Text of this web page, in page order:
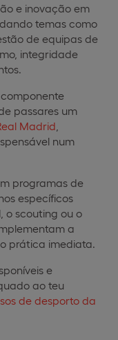
e inovação em
temas como
de equipas de
integridade
passares um
Madrid
num
programas de
específicos
o scouting ou o
a
prática imediata.
e
ao teu
de desporto da